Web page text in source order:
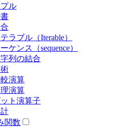
ル
ラブル（Iterable）
ケンス（sequence）
列の結合
演算
演算
ット演算子
関数